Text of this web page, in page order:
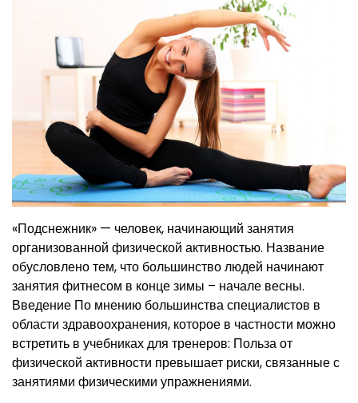
«Подснежник» — человек, начинающий занятия
организованной физической активностью. Название
обусловлено тем, что большинство людей начинают
занятия фитнесом в конце зимы – начале весны.
Введение По мнению большинства специалистов в
области здравоохранения, которое в частности можно
встретить в учебниках для тренеров: Польза от
физической активности превышает риски, связанные с
занятиями физическими упражнениями.